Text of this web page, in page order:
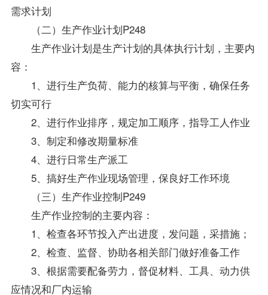
需求计划
（二）生产作业计划P248
生产作业计划是生产计划的具体执行计划，主要内
容：
1、进行生产负荷、能力的核算与平衡，确保任务
切实可行
2、进行作业排序，规定加工顺序， 指导工人作业
3、制定和修改期量标准
4、进行日常生产派工
5、搞好生产作业现场管理，保良好工作环境
（三）生产作业控制P249
生产作业控制的主要内容：
1、检查各环节投入产出进度，发问题，采措施；
2、检查、监督、协助各相关部门做好准备工作
3、根据需要配备劳力，督促材料、工具、动力供
应情况和厂内运输